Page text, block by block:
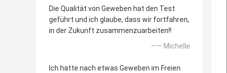
Die Qualität von Geweben hat den Test
geführt und ich glaube, dass wir fortfahren,
in der Zukunft zusammenzuarbeiten!!
—— Michelle
Ich hatte nach etwas Geweben im Freien